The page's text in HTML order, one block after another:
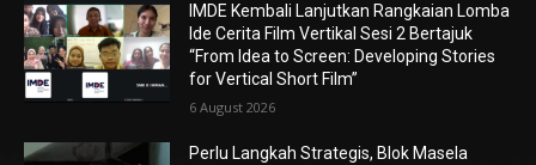
IMDE Kembali Lanjutkan Rangkaian Lomba
Ide Cerita Film Vertikal Sesi 2 Bertajuk
“From Idea to Screen: Developing Stories
for Vertical Short Film”
6 August 2026
Perlu Langkah Strategis, ​Blok Masela